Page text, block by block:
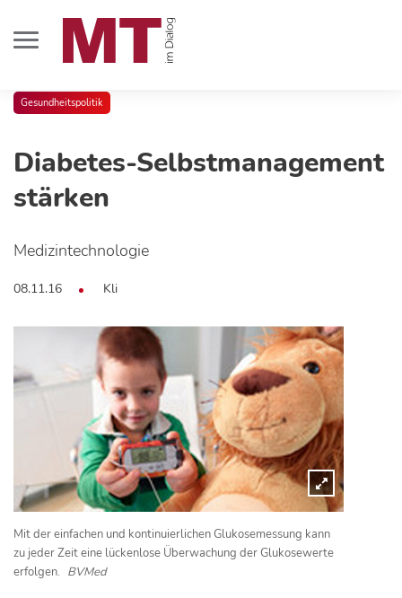
Gesundheitspolitik
Diabetes-Selbstmanagement
stärken
Medizintechnologie
08.11.16 Kli
Mit der einfachen und kontinuierlichen Glukosemessung kann
zu jeder Zeit eine lückenlose Überwachung der Glukosewerte
erfolgen. BVMed